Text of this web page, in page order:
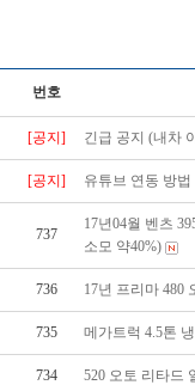
번호
[공지] 긴급 공지 (내차
[공지] 유튜브 연동 방
737
17년04월 벤츠
소모 약40%)
736 17년 프리마 480
735 메가트럭 4.5톤
734 520 오토 리타드